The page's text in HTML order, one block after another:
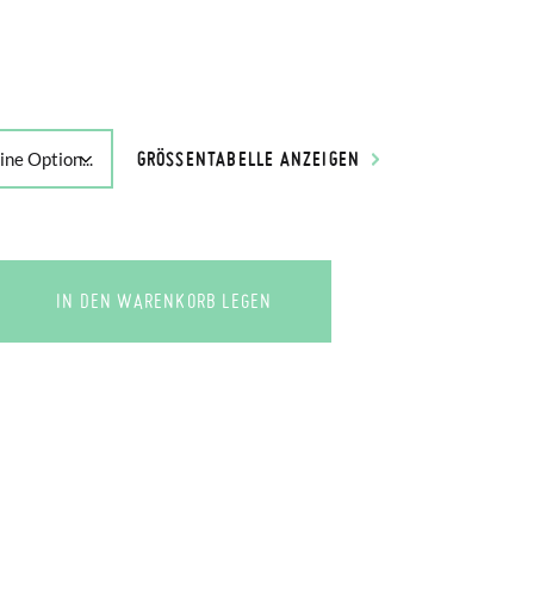
GRÖSSENTABELLE ANZEIGEN
IN DEN WARENKORB LEGEN